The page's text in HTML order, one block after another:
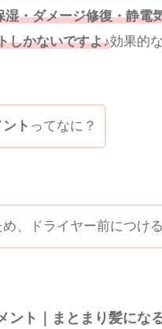
・ダメージ修復・静電
しかないですよ♪効果的
ト ってなに？
、ドライヤー前につけ
ント｜まとまり髪にな